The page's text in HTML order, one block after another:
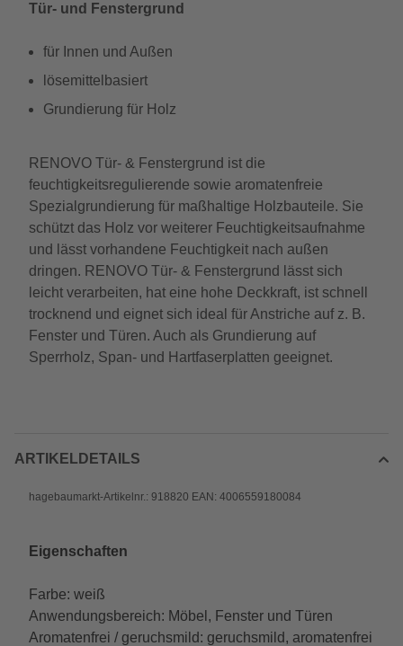
Tür- und Fenstergrund
für Innen und Außen
lösemittelbasiert
Grundierung für Holz
RENOVO Tür- & Fenstergrund ist die
feuchtigkeitsregulierende sowie aromatenfreie
Spezialgrundierung für maßhaltige Holzbauteile. Sie
schützt das Holz vor weiterer Feuchtigkeitsaufnahme
und lässt vorhandene Feuchtigkeit nach außen
dringen. RENOVO Tür- & Fenstergrund lässt sich
leicht verarbeiten, hat eine hohe Deckkraft, ist schnell
trocknend und eignet sich ideal für Anstriche auf z. B.
Fenster und Türen. Auch als Grundierung auf
Sperrholz, Span- und Hartfaserplatten geeignet.
ARTIKELDETAILS
hagebaumarkt-Artikelnr.: 918820 EAN: 4006559180084
Eigenschaften
Farbe: weiß
Anwendungsbereich: Möbel, Fenster und Türen
Aromatenfrei / geruchsmild: geruchsmild, aromatenfrei